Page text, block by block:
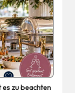
zu beachten